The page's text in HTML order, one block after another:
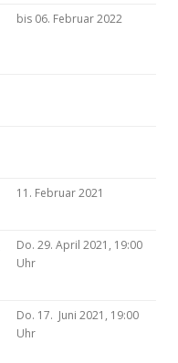
bis 06. Februar 2022
11. Februar 2021
Do. 29. April 2021, 19:00
Uhr
Do. 17. Juni 2021, 19:00
Uhr